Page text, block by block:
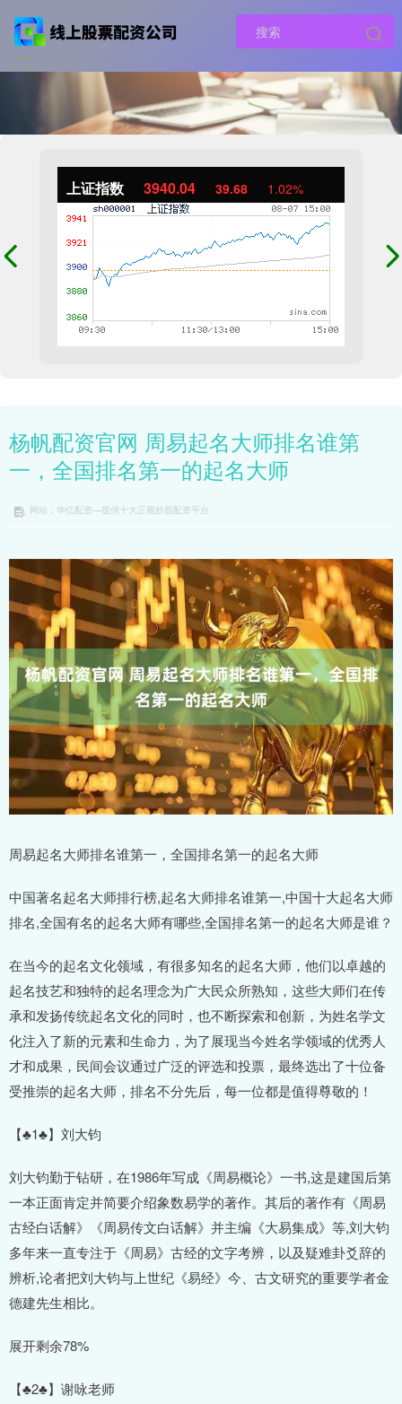
上证指数 3940.04 39.68 1.02%
杨帆配资官网 周易起名大师排名谁第
一，全国排名第一的起名大师
网站：华亿配资—提供十大正规炒股配资平台
周易起名大师排名谁第一，全国排名第一的起名大师
中国著名起名大师排行榜,起名大师排名谁第一,中国十大起名大师
排名,全国有名的起名大师有哪些,全国排名第一的起名大师是谁？
在当今的起名文化领域，有很多知名的起名大师，他们以卓越的
起名技艺和独特的起名理念为广大民众所熟知，这些大师们在传
承和发扬传统起名文化的同时，也不断探索和创新，为姓名学文
化注入了新的元素和生命力，为了展现当今姓名学领域的优秀人
才和成果，民间会议通过广泛的评选和投票，最终选出了十位备
受推崇的起名大师，排名不分先后，每一位都是值得尊敬的！
【♣1♣】刘大钧
刘大钧勤于钻研，在1986年写成《周易概论》一书,这是建国后第
一本正面肯定并简要介绍象数易学的著作。其后的著作有《周易
古经白话解》《周易传文白话解》并主编《大易集成》等,刘大钧
多年来一直专注于《周易》古经的文字考辨，以及疑难卦爻辞的
辨析,论者把刘大钧与上世纪《易经》今、古文研究的重要学者金
德建先生相比。
展开剩余78%
【♣2♣】谢咏老师